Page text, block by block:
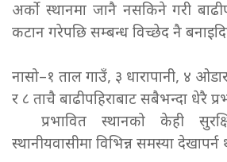
अर्को स्थानमा जानै नसकिने गरी
कटान गरेपछि सम्बन्ध विच्छेद नै
नासो–१ ताल गाउँ, ३ धारापानी, ४
र ८ ताचै बाढीपहिराबाट सबैभन्दा धेरै
प्रभावित स्थानको केही
स्थानीयवासीमा विभिन्न समस्या